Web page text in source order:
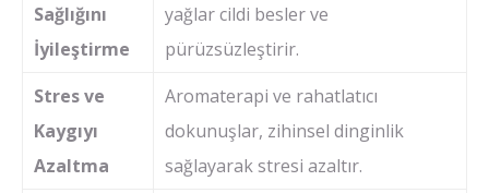
Sağlığını
İyileştirme
yağlar cildi besler ve
pürüzsüzleştirir.
Stres ve
Kaygıyı
Azaltma
Aromaterapi ve rahatlatıcı
dokunuşlar, zihinsel dinginlik
sağlayarak stresi azaltır.